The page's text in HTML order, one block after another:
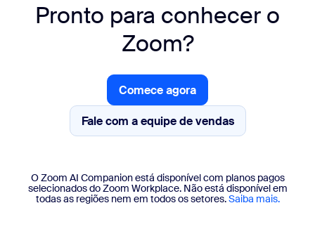
Pronto para conhecer o
Zoom?
Comece agora
Comece agora
Fale com a equipe de vendas
Fale com a equipe de vendas
O Zoom AI Companion está disponível com planos pagos
selecionados do Zoom Workplace. Não está disponível em
todas as regiões nem em todos os setores.Saiba mais.